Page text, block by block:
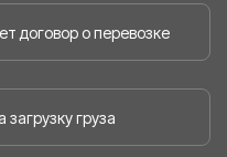
договор о перевозке
груза